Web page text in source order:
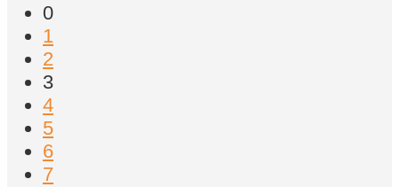
0
1
2
3
4
5
6
7